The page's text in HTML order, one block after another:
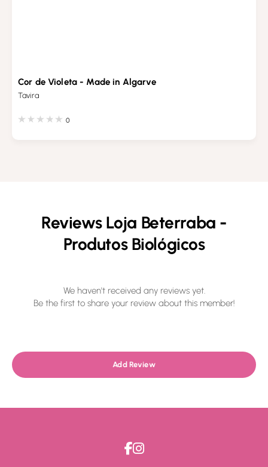
Cor de Violeta - Made in Algarve
Tavira
0
Reviews Loja Beterraba -
Produtos Biológicos
We haven't received any reviews yet.
Be the first to share your review about this member!
Add Review